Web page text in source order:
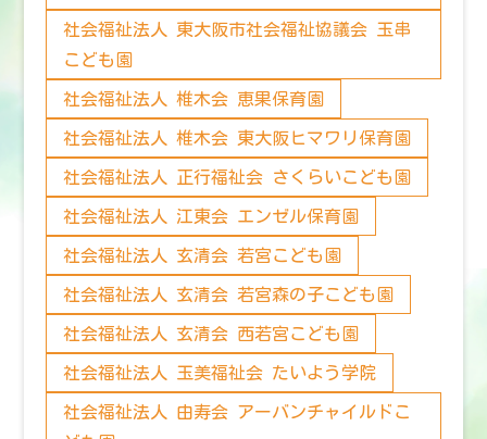
社会福祉法人 東大阪市社会福祉協議会 玉串
こども園
社会福祉法人 椎木会 恵果保育園
社会福祉法人 椎木会 東大阪ヒマワリ保育園
社会福祉法人 正行福祉会 さくらいこども園
社会福祉法人 江東会 エンゼル保育園
社会福祉法人 玄清会 若宮こども園
社会福祉法人 玄清会 若宮森の子こども園
社会福祉法人 玄清会 西若宮こども園
社会福祉法人 玉美福祉会 たいよう学院
社会福祉法人 由寿会 アーバンチャイルドこ